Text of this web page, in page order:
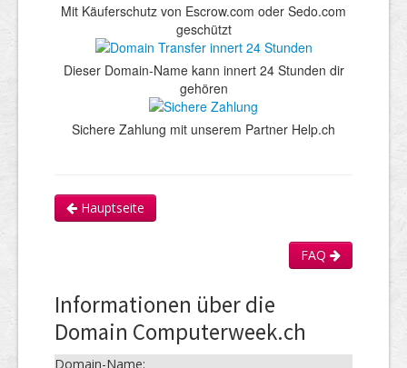
Mit Käuferschutz von Escrow.com oder Sedo.com
geschützt
Dieser Domain-Name kann innert 24 Stunden dir
gehören
Sichere Zahlung mit unserem Partner Help.ch
Hauptseite
FAQ
Informationen über die
Domain Computerweek.ch
Domain-Name: